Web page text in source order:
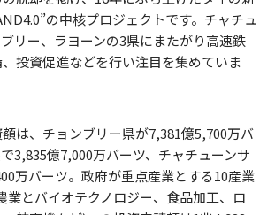
の中核プロジェクトです。チャチュ
リー、ラヨーンの3県にまたがり高速鉄
投資促進などを行い注目を集めていま
は、チョンブリー県が7,381億5,700万バ
3,835億7,000万バーツ、チャチューンサ
万バーツ。政府が重点産業とする10産業
業とバイオテクノロジー、食品加工、ロ